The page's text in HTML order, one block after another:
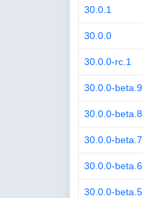
30.0.1
30.0.0
30.0.0-rc.1
30.0.0-beta.9
30.0.0-beta.8
30.0.0-beta.7
30.0.0-beta.6
30.0.0-beta.5